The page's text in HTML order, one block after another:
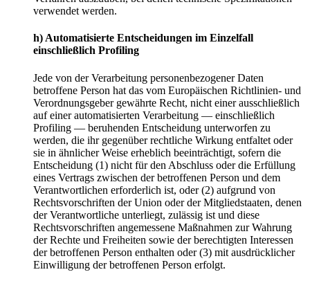
verwendet werden.
h) Automatisierte Entscheidungen im Einzelfall
einschließlich Profiling
Jede von der Verarbeitung personenbezogener Daten
betroffene Person hat das vom Europäischen Richtlinien- und
Verordnungsgeber gewährte Recht, nicht einer ausschließlich
auf einer automatisierten Verarbeitung — einschließlich
Profiling — beruhenden Entscheidung unterworfen zu
werden, die ihr gegenüber rechtliche Wirkung entfaltet oder
sie in ähnlicher Weise erheblich beeinträchtigt, sofern die
Entscheidung (1) nicht für den Abschluss oder die Erfüllung
eines Vertrags zwischen der betroffenen Person und dem
Verantwortlichen erforderlich ist, oder (2) aufgrund von
Rechtsvorschriften der Union oder der Mitgliedstaaten, denen
der Verantwortliche unterliegt, zulässig ist und diese
Rechtsvorschriften angemessene Maßnahmen zur Wahrung
der Rechte und Freiheiten sowie der berechtigten Interessen
der betroffenen Person enthalten oder (3) mit ausdrücklicher
Einwilligung der betroffenen Person erfolgt.